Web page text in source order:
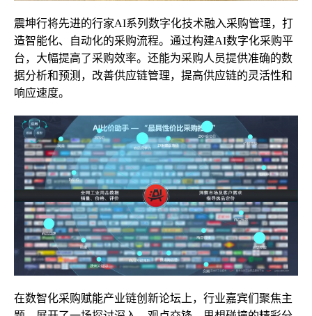
震坤行将先进的行家AI系列数字化技术融入采购管理，打
造智能化、自动化的采购流程。通过构建AI数字化采购平
台，大幅提高了采购效率。还能为采购人员提供准确的数
据分析和预测，改善供应链管理，提高供应链的灵活性和
响应速度。
在数智化采购赋能产业链创新论坛上，行业嘉宾们聚焦主